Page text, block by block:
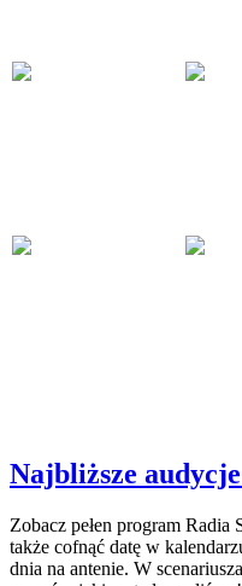
Najbliższe
Zobacz pełen program Radia
także cofnąć datę w
dnia na antenie. W